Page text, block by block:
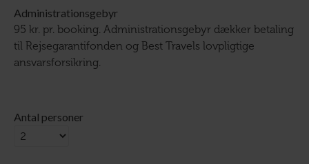
Administrationsgebyr
95 kr. pr. booking. Administrationsgebyr dækker betaling
til Rejsegarantifonden og Best Travels lovpligtige
ansvarsforsikring.
Antal personer